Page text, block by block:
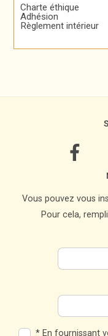
Charte éthique
Adhésion
Règlement intérieur
Vous pouvez vous
Pour cela,
* En fournissant